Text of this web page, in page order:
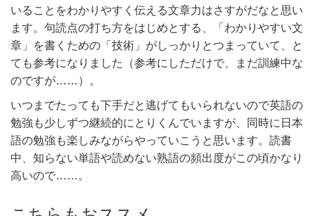
いることをわかりやすく伝える文章力はさすがだなと思い
ます。句読点の打ち方をはじめとする、「わかりやすい文
章」を書くための「技術」がしっかりとつまっていて、と
ても参考になりました（参考にしただけで、まだ訓練中な
のですが……）。
いつまでたっても下手だと逃げてもいられないので英語の
勉強も少しずつ継続的にとりくんでいますが、同時に日本
語の勉強も楽しみながらやっていこうと思います。読書
中、知らない単語や読めない熟語の頻出度がこの頃かなり
高いので……。